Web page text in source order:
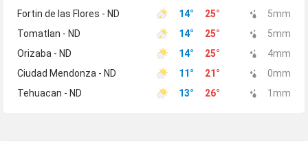
Fortin de las Flores - ND 14° 25° 5mm
Tomatlan - ND
14° 25° 5mm
Orizaba - ND
14° 25° 4mm
Ciudad Mendonza - ND
11° 21 ° 0mm
Tehuacan - ND
13° 26° 1 mm